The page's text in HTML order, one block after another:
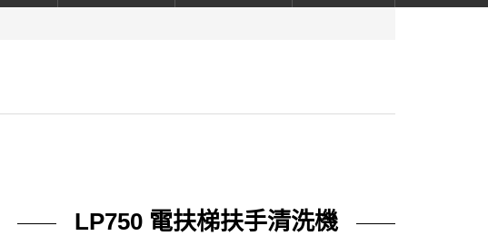
LP750 電扶梯扶手清洗機